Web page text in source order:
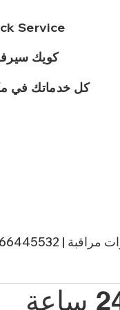
Service
كويك
كل خدماتك في
| 66445532